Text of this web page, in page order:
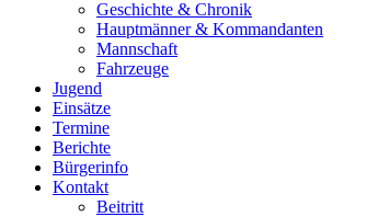
Geschichte & Chronik
Hauptmänner & Kommandanten
Mannschaft
Fahrzeuge
Jugend
Einsätze
Termine
Berichte
Bürgerinfo
Kontakt
Beitritt